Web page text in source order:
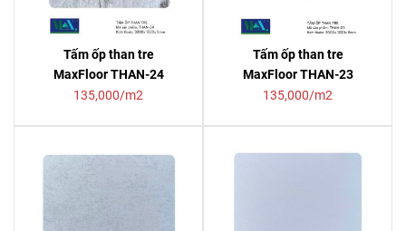
Tấm ốp than tre
MaxFloor THAN-24
135,000/m2
Tấm ốp than tre
MaxFloor THAN-23
135,000/m2